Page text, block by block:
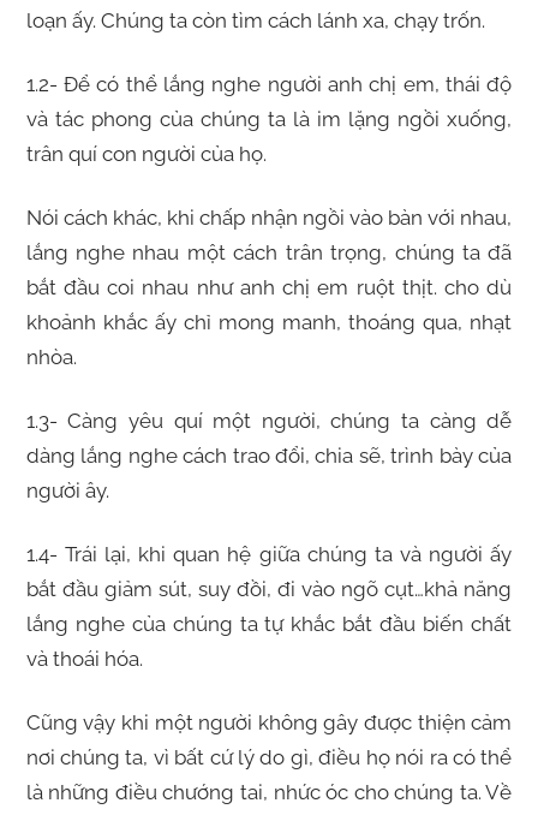
loạn ấy. Chúng ta còn tìm cách lánh xa, chạy trốn.
1.2- Để có thể lắng nghe người anh chị em, thái độ
và tác phong của chúng ta là im lặng ngồi xuống,
trân quí con người của họ.
Nói cách khác, khi chấp nhận ngồi vào bàn với nhau,
lắng nghe nhau một cách trân trọng, chúng ta đã
bắt đầu coi nhau như anh chị em ruột thịt. cho dù
khoảnh khắc ấy chỉ mong manh, thoáng qua, nhạt
nhòa.
1.3- Càng yêu quí một người, chúng ta càng dễ
dàng lắng nghe cách trao đổi, chia sẽ, trình bày của
người ây.
1.4- Trái lại, khi quan hệ giữa chúng ta và người ấy
bắt đầu giảm sút, suy đồi, đi vào ngõ cụt…khả năng
lắng nghe của chúng ta tự khắc bắt đầu biến chất
và thoái hóa.
Cũng vậy khi một người không gây được thiện cảm
nơi chúng ta, vì bất cứ lý do gì, điều họ nói ra có thể
là những điều chướng tai, nhức óc cho chúng ta. Về